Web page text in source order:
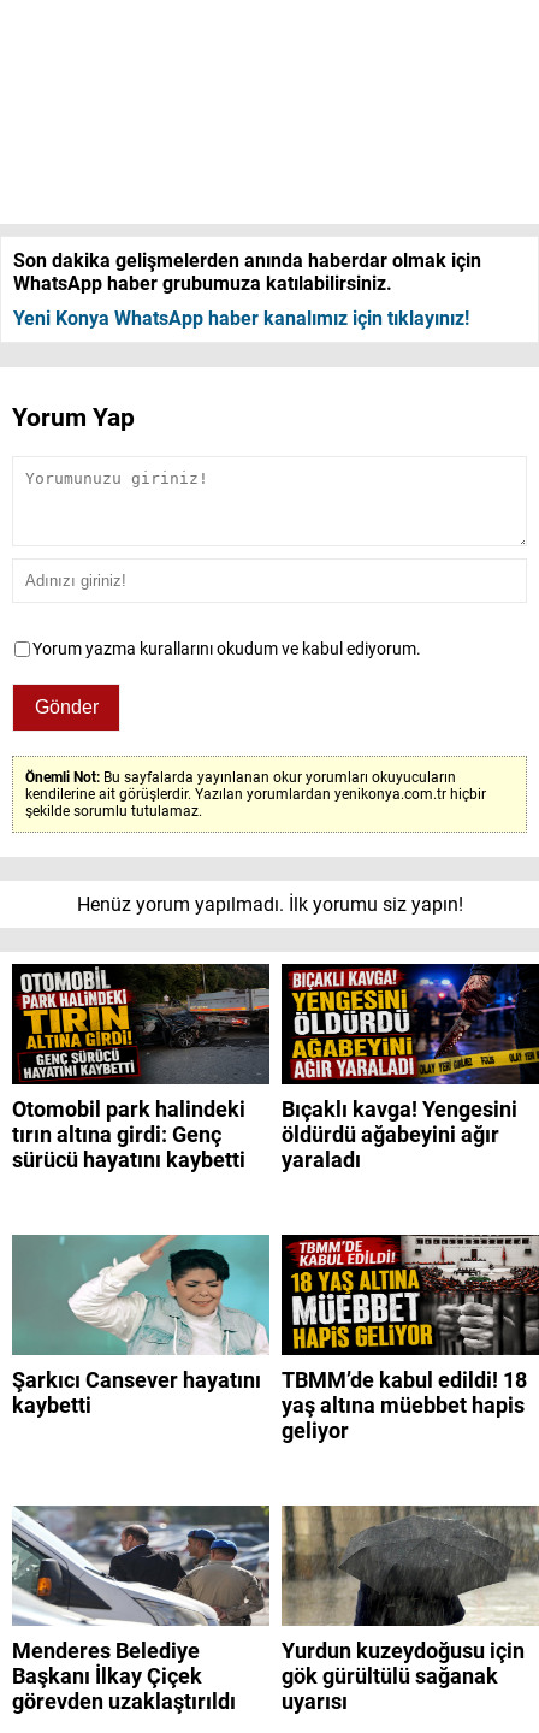
Son dakika gelişmelerden anında haberdar olmak için
WhatsApp haber grubumuza katılabilirsiniz.
Yeni Konya WhatsApp haber kanalımız için tıklayınız!
Yorum Yap
Yorum yazma kurallarını okudum ve kabul ediyorum.
Önemli Not: Bu sayfalarda yayınlanan okur yorumları okuyucuların
kendilerine ait görüşlerdir. Yazılan yorumlardan yenikonya.com.tr hiçbir
şekilde sorumlu tutulamaz.
Henüz yorum yapılmadı. İlk yorumu siz yapın!
Otomobil park halindeki
tırın altına girdi: Genç
sürücü hayatını kaybetti
Bıçaklı kavga! Yengesini
öldürdü ağabeyini ağır
yaraladı
Şarkıcı Cansever hayatını
kaybetti
TBMM’de kabul edildi! 18
yaş altına müebbet hapis
geliyor
Menderes Belediye
Başkanı İlkay Çiçek
görevden uzaklaştırıldı
Yurdun kuzeydoğusu için
gök gürültülü sağanak
uyarısı